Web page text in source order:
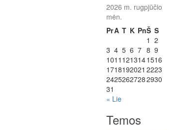
2026 m. rugpjūčio
mėn.
PrA T K PnŠ S
1 2
3 4 5 6 7 8 9
1011 1213141516
1718192021 2223
24252627282930
31
« Lie
Temos